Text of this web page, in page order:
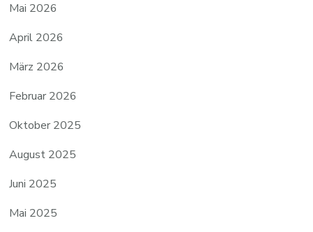
Mai 2026
April 2026
März 2026
Februar 2026
Oktober 2025
August 2025
Juni 2025
Mai 2025